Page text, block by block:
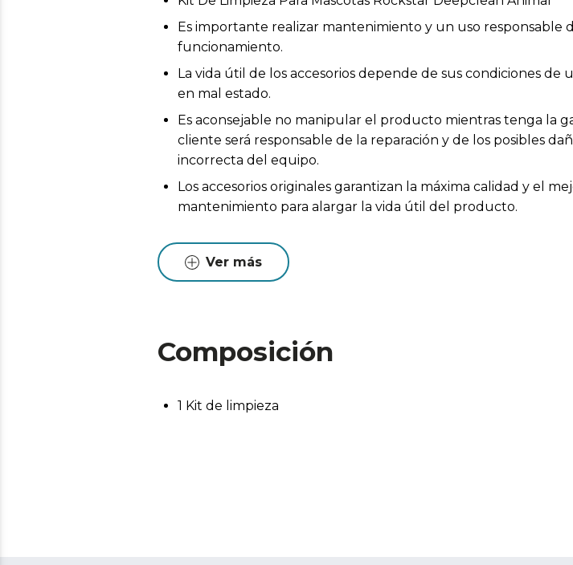
Es importante realizar mantenimiento y un uso responsable
funcionamiento.
La vida útil de los accesorios depende de sus condiciones
en mal estado.
Es aconsejable no manipular el producto mientras tenga la
cliente será responsable de la reparación y de los posibles
incorrecta del equipo.
Los accesorios originales garantizan la máxima calidad y el
mantenimiento para alargar la vida útil del producto.
Ver más
Composición
1 Kit de limpieza